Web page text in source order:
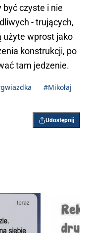
czyste i nie
- trujących,
użyte wprost jako
konstrukcji, po
tam jedzenie.
#Mikołaj
Udostępnij